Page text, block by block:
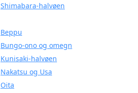
Shimabara-halvøen
Beppu
Bungo-ono og omegn
Kunisaki-halvøen
Nakatsu og Usa
Oita